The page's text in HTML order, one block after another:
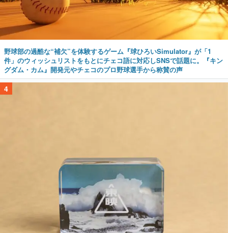
野球部の過酷な“補欠”を体験するゲーム『球ひろいSimulator』が「1
件」のウィッシュリストをもとにチェコ語に対応しSNSで話題に。『キン
グダム・カム』開発元やチェコのプロ野球選手から称賛の声
4